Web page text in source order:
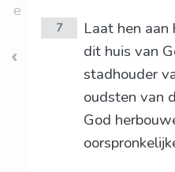
e
7
Laat hen
dit huis van
stadhouder
oudsten van
God